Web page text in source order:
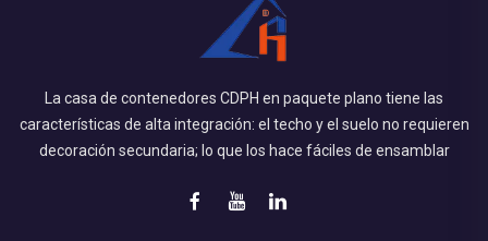
La casa de contenedores CDPH en paquete plano tiene las
características de alta integración: el techo y el suelo no requieren
decoración secundaria; lo que los hace fáciles de ensamblar